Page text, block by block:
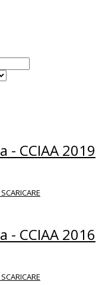
- CCIAA 2019
- CCIAA 2016